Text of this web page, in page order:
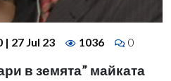
| 27 Jul 23 1036 0
в земята” майката